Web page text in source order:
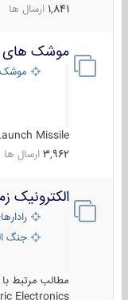
1,841 ارسال ها
موشک های
موشک
Missile
3,962 ارسال ها
الکترونیک
جنگ
مطالب مرتبط با
Electronics